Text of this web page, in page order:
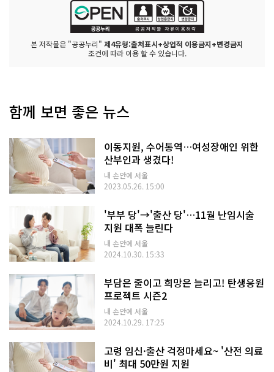
본 저작물은 "공공누리" 제4유형:출처표시+상업적 이용금지+변경금지
조건에 따라 이용 할 수 있습니다.
함께 보면 좋은 뉴스
이동지원, 수어통역…여성장애인 위한
산부인과 생겼다!
내 손안에 서울
2023.05.26. 15:00
'부부 당'→'출산 당'…11월 난임시술
지원 대폭 늘린다
내 손안에 서울
2024.10.30. 15:33
부담은 줄이고 희망은 늘리고! 탄생응원
프로젝트 시즌2
내 손안에 서울
2024.10.29. 17:25
고령 임신·출산 걱정마세요~ '산전 의료
비' 최대 50만원 지원